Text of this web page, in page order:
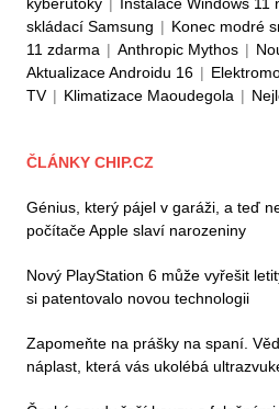
skládací Samsung | Konec modré
11 zdarma | Anthropic Mythos |
Aktualizace Androidu 16 |
TV | Klimatizace Maoudegola |
ČLÁNKY CHIP.CZ
Génius, který pájel v garáži, a teď
počítače Apple slaví narozeniny
Nový PlayStation 6 může vyřešit
si patentovalo novou technologii
Zapomeňte na prášky na spaní.
náplast, která vás ukolébá